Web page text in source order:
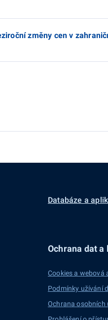
změny cen v
Databáze a
Ochrana dat
Cookies a webová
Podmínky užívání
Ochrana osobních